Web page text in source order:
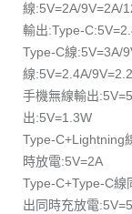
線:5V=2A/9V=2A/
輸出:Type-
Type-C線:5V=3A/
線:5V=2.4A/
手機無線輸出
出:5V=1.3W
Type-C+Lightning
時放電:5V=2A
Type-C+Type-C線
出同時充放電